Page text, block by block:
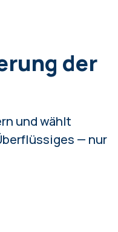
der
und wählt
— nur